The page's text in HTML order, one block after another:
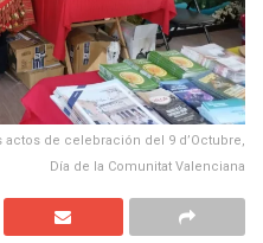
actos de celebración del 9 d’Octubre,
Día de la Comunitat Valenciana